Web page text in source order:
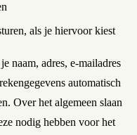
als je hiervoor kiest
naam, adres, e-mailadres
automatisch
Over het algemeen slaan
nodig hebben voor het